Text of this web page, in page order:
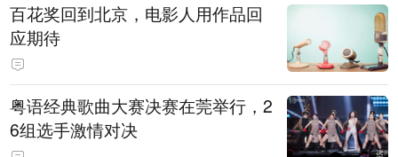
百花奖回到北京，电影人用作品回
应期待
粤语经典歌曲大赛决赛在莞举行，2
6组选手激情对决